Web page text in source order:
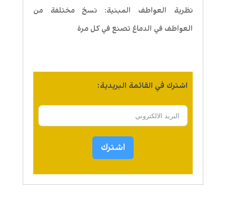
نظرية العواطف المبنية: نسخ مختلفة من
العواطف في الدماغ تصنع في كل مرة
اشترك في القائمة البريدية:
اشترك